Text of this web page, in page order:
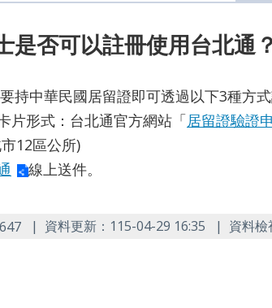
是否可以註冊使用台北通？
持中華民國居留證即可透過以下3種方
片形式：台北通官方網站「居留證驗證
12區公所)
線上送件。
資料更新：115-04-29 16:35 資料